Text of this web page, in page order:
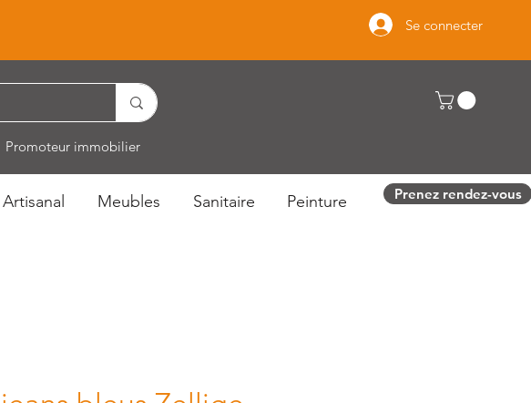
Se connecter
Promoteur immobilier
Artisanal Meubles Sanitaire Peinture Prenez rendez-vous